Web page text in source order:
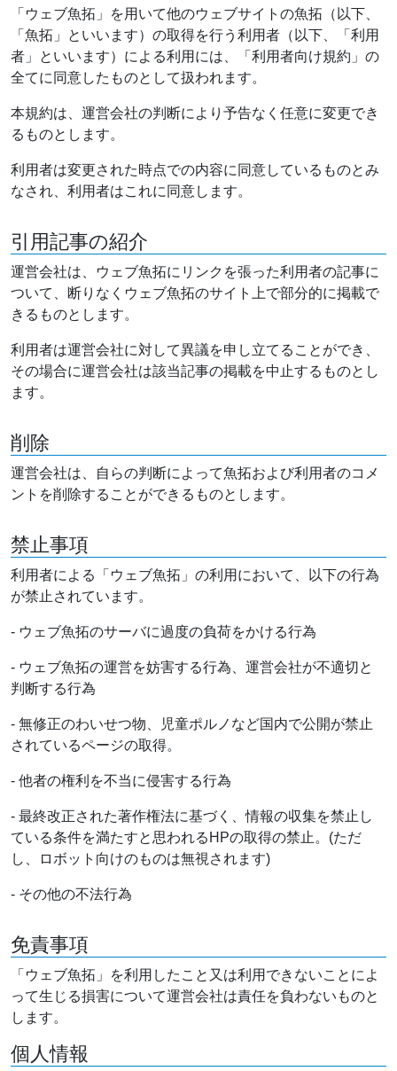
「ウェブ魚拓」を用いて他のウェブサイトの魚拓（以下、
「魚拓」といいます）の取得を行う利用者（以下、「利用
者」といいます）による利用には、「利用者向け規約」の
全てに同意したものとして扱われます。
本規約は、運営会社の判断により予告なく任意に変更でき
るものとします。
利用者は変更された時点での内容に同意しているものとみ
なされ、利用者はこれに同意します。
引用記事の紹介
運営会社は、ウェブ魚拓にリンクを張った利用者の記事に
ついて、断りなくウェブ魚拓のサイト上で部分的に掲載で
きるものとします。
利用者は運営会社に対して異議を申し立てることができ、
その場合に運営会社は該当記事の掲載を中止するものとし
ます。
削除
運営会社は、自らの判断によって魚拓および利用者のコメ
ントを削除することができるものとします。
禁止事項
利用者による「ウェブ魚拓」の利用において、以下の行為
が禁止されています。
- ウェブ魚拓のサーバに過度の負荷をかける行為
- ウェブ魚拓の運営を妨害する行為、運営会社が不適切と
判断する行為
- 無修正のわいせつ物、児童ポルノなど国内で公開が禁止
されているページの取得。
- 他者の権利を不当に侵害する行為
- 最終改正された著作権法に基づく、情報の収集を禁止し
ている条件を満たすと思われるHPの取得の禁止。(ただ
し、ロボット向けのものは無視されます)
- その他の不法行為
免責事項
「ウェブ魚拓」を利用したこと又は利用できないことによ
って生じる損害について運営会社は責任を負わないものと
します。
個人情報